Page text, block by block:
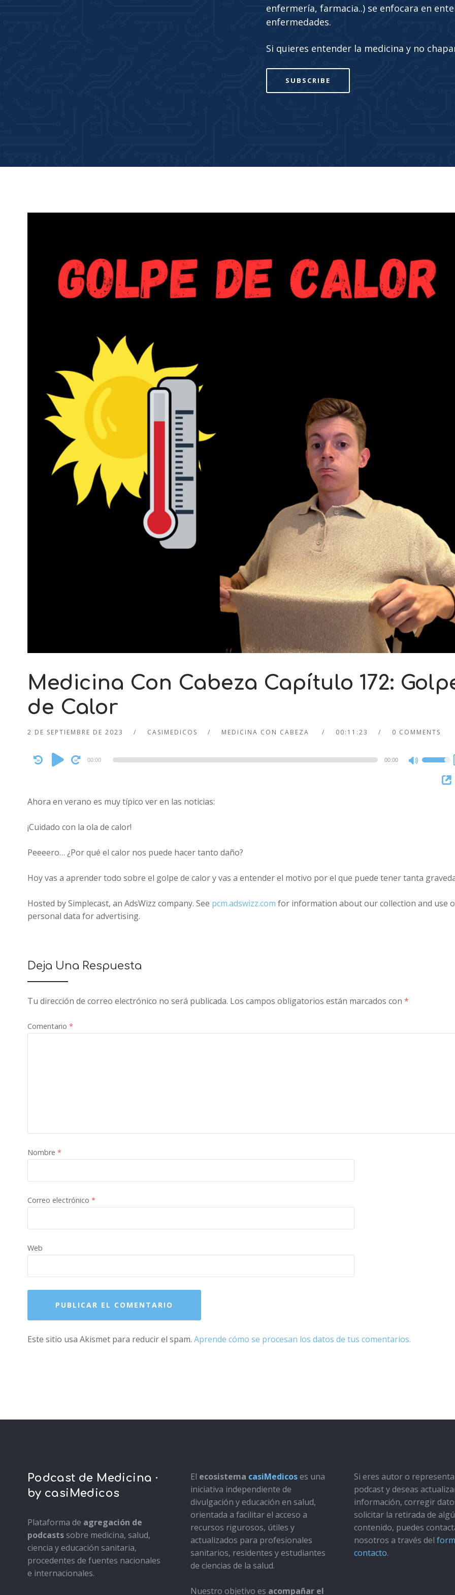
enfermería, farmacia..) se enfocara en
enfermedades.
Si quieres entender la medicina y no
SUBSCRIBE
Medicina Con Cabeza Capítulo 172:
de Calor
2 DE SEPTIEMBRE DE 2023 CASIMEDICOS MEDICINA CON CABEZA 00:11:23 0 COMMENTS
Audio
Player
00:00 00:00
Use
Up/Down
Ahora en verano es muy típico ver en las noticias:
¡Cuidado con la ola de calor!
Peeeero… ¿Por qué el calor nos puede hacer tanto daño?
Hoy vas a aprender todo sobre el golpe de calor y vas a entender el motivo por el que puede tener tanta
Hosted by Simplecast, an AdsWizz company. See pcm.adswizz.com for information about our collection and use
personal data for advertising.
Deja Una Respuesta
Tu dirección de correo electrónico no será publicada. Los campos obligatorios están marcados con *
Comentario *
Nombre *
Correo electrónico *
Web
Este sitio usa Akismet para reducir el spam. Aprende cómo se procesan los datos de tus comentarios.
Podcast de Medicina ·
by casiMedicos
Plataforma de agregación de
podcastssobre medicina, salud,
ciencia y educación sanitaria,
procedentes de fuentes nacionales
e internacionales.
El ecosistema casiMedicoses una
iniciativa independiente de
divulgación y educación en salud,
orientada a facilitar el acceso a
recursos rigurosos, útiles y
actualizados para profesionales
sanitarios, residentes y estudiantes
de ciencias de la salud.
Nuestro objetivo es acompañar el
Si eres autor o
podcast y deseas
información, corregir
solicitar la retirada de
contenido, puedes
nosotros a través del
contacto.